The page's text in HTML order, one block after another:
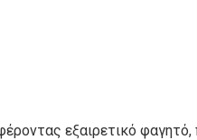
εξαιρετικό φαγητό,